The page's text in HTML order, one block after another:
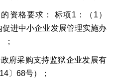
资格要求： 标项1：（1）
促进中小企业发展管理实施办
；
府采购支持监狱企业发展有
14〕68号）；